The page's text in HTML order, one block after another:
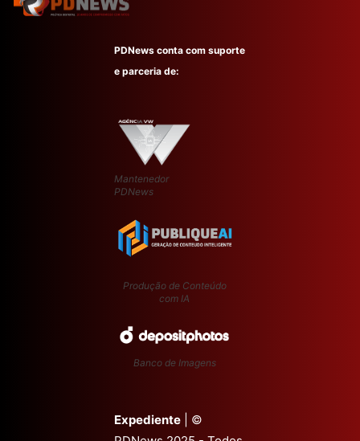
PDNews conta com suporte
e parceria de:
Mantenedor
PDNews
Produção de Conteúdo
com IA
Banco de Imagens
Expediente | ©